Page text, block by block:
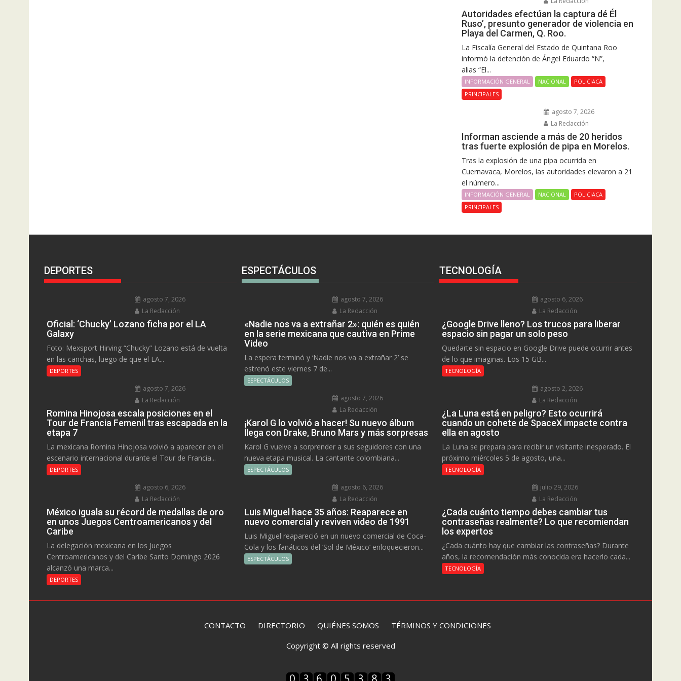
Autoridades efectúan la captura dé Él
Ruso’, presunto generador de violencia en
Playa del Carmen, Q. Roo.
La Fiscalía General del Estado de Quintana Roo
informó la detención de Ángel Eduardo “N”,
alias “El...
INFORMACIÓN GENERAL NACIONAL
POLICIACA
PRINCIPALES
agosto 7, 2026
La Redacción
Informan asciende a más de 20 heridos
tras fuerte explosión de pipa en Morelos.
Tras la explosión de una pipa ocurrida en
Cuernavaca, Morelos, las autoridades elevaron a 21
el número...
INFORMACIÓN GENERAL NACIONAL
POLICIACA
PRINCIPALES
DEPORTES
agosto 7, 2026
La Redacción
Oficial: ‘Chucky’ Lozano ficha por el LA
Galaxy
Foto: Mexsport Hirving “Chucky” Lozano está de vuelta
en las canchas, luego de que el LA...
DEPORTES
agosto 7, 2026
La Redacción
Romina Hinojosa escala posiciones en el
Tour de Francia Femenil tras escapada en la
etapa 7
La mexicana Romina Hinojosa volvió a aparecer en el
escenario internacional durante el Tour de Francia...
DEPORTES
agosto 6, 2026
La Redacción
México iguala su récord de medallas de oro
en unos Juegos Centroamericanos y del
Caribe
La delegación mexicana en los Juegos
Centroamericanos y del Caribe Santo Domingo 2026
alcanzó una marca...
DEPORTES
ESPECTÁCULOS
agosto 7, 2026
La Redacción
«Nadie nos va a extrañar 2»: quién es quién
en la serie mexicana que cautiva en Prime
Video
La espera terminó y ‘Nadie nos va a extrañar 2’ se
estrenó este viernes 7 de...
ESPECTÁCULOS
agosto 7, 2026
La Redacción
¡Karol G lo volvió a hacer! Su nuevo álbum
llega con Drake, Bruno Mars y más sorpresas
Karol G vuelve a sorprender a sus seguidores con una
nueva etapa musical. La cantante colombiana...
ESPECTÁCULOS
agosto 6, 2026
La Redacción
Luis Miguel hace 35 años: Reaparece en
nuevo comercial y reviven video de 1991
Luis Miguel reapareció en un nuevo comercial de Coca-
Cola y los fanáticos del ‘Sol de México’ enloquecieron...
ESPECTÁCULOS
TECNOLOGÍA
agosto 6, 2026
La Redacción
¿Google Drive lleno? Los trucos para liberar
espacio sin pagar un solo peso
Quedarte sin espacio en Google Drive puede ocurrir antes
de lo que imaginas. Los 15 GB...
TECNOLOGÍA
agosto 2, 2026
La Redacción
¿La Luna está en peligro? Esto ocurrirá
cuando un cohete de SpaceX impacte contra
ella en agosto
La Luna se prepara para recibir un visitante inesperado. El
próximo miércoles 5 de agosto, una...
TECNOLOGÍA
julio 29, 2026
La Redacción
¿Cada cuánto tiempo debes cambiar tus
contraseñas realmente? Lo que recomiendan
los expertos
¿Cada cuánto hay que cambiar las contraseñas? Durante
años, la recomendación más conocida era hacerlo cada...
TECNOLOGÍA
CONTACTO DIRECTORIO QUIÉNES SOMOS TÉRMINOS Y CONDICIONES
Copyright © All rights reserved